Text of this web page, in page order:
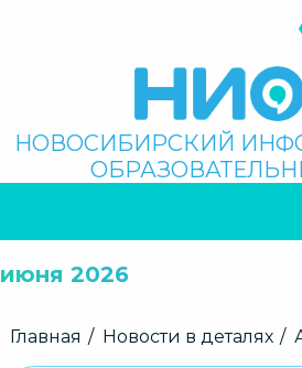
Поиск
НОВОСИБИРСКИЙ
НАВИГАЦИЯ
июня 2026
Строка
Главная Новости в деталях